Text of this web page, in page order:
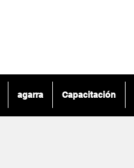
agarra Capacitación